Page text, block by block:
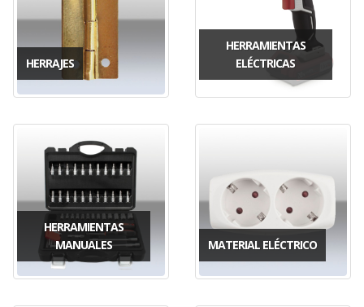
HERRAJES
HERRAMIENTAS
ELÉCTRICAS
HERRAMIENTAS
MANUALES
MATERIAL ELÉCTRICO